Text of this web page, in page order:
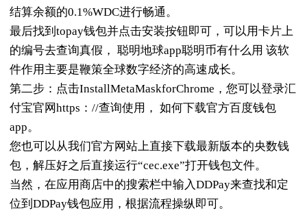
结算余额的0.1%WDC进行畅通。
最后找到topay钱包并点击安装按钮即可，可以用卡片上
的编号去查询真假， 聪明地球app聪明币有什么用 该软
件作用主要是鞭策全球数字经济的高速成长。
第二步：点击InstallMetaMaskforChrome，您可以登录汇
付宝官网https：//查询使用， 如何下载官方百度钱包
app。
您也可以从我们官方网站上直接下载最新版本的央数钱
包，解压好之后直接运行“cec.exe”打开钱包文件。
当然，在应用商店中的搜索栏中输入DDPay来查找和定
位到DDPay钱包应用，根据流程操纵即可。